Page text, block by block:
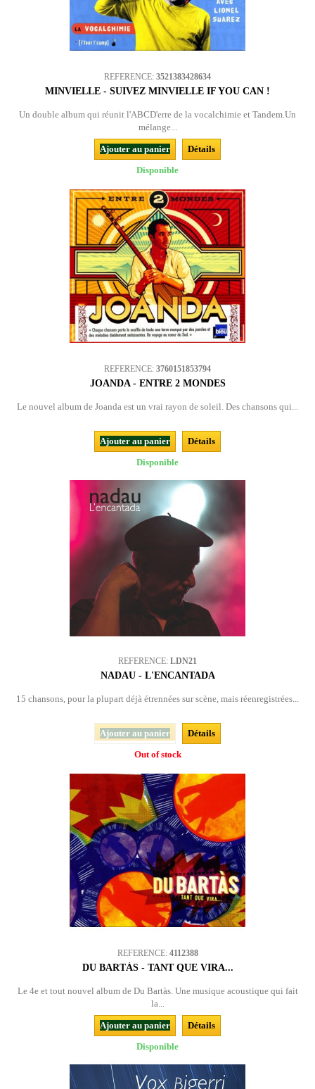
REFERENCE: 3521383428634
MINVIELLE - SUIVEZ MINVIELLE IF YOU CAN !
Un double album qui réunit l'ABCD'erre de la vocalchimie et Tandem.Un
mélange...
Ajouter au panier
Détails
Disponible
REFERENCE: 3760151853794
JOANDA - ENTRE 2 MONDES
Le nouvel album de Joanda est un vrai rayon de soleil. Des chansons qui...
Ajouter au panier
Détails
Disponible
REFERENCE: LDN21
NADAU - L'ENCANTADA
15 chansons, pour la plupart déjà étrennées sur scène, mais réenregistrées...
Ajouter au panier
Détails
Out of stock
REFERENCE: 4112388
DU BARTÀS - TANT QUE VIRA...
Le 4e et tout nouvel album de Du Bartàs. Une musique acoustique qui fait
la...
Ajouter au panier
Détails
Disponible